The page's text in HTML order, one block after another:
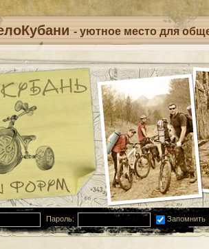
- уютное место для
Пароль: Запомнить